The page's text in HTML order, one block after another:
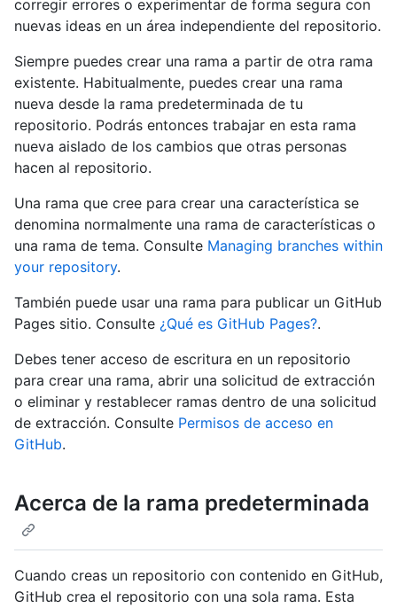
corregir errores o experimentar de forma segura con
nuevas ideas en un área independiente del repositorio.
Siempre puedes crear una rama a partir de otra rama
existente. Habitualmente, puedes crear una rama
nueva desde la rama predeterminada de tu
repositorio. Podrás entonces trabajar en esta rama
nueva aislado de los cambios que otras personas
hacen al repositorio.
Una rama que cree para crear una característica se
denomina normalmente una rama de características o
una rama de tema. Consulte Managing branches within
your repository.
También puede usar una rama para publicar un GitHub
Pages sitio. Consulte ¿Qué es GitHub Pages?.
Debes tener acceso de escritura en un repositorio
para crear una rama, abrir una solicitud de extracción
o eliminar y restablecer ramas dentro de una solicitud
de extracción. Consulte Permisos de acceso en
GitHub.
Acerca de la rama predeterminada
Cuando creas un repositorio con contenido en GitHub,
GitHub crea el repositorio con una sola rama. Esta